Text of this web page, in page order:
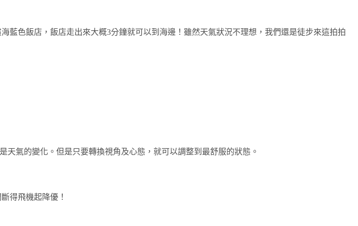
色飯店，飯店走出來大概3分鐘就可以到海邊！雖然天氣狀況不理想，我們還是徒步來這拍拍
氣的變化。但是只要轉換視角及心態，就可以調整到最舒服的狀態。
得飛機起降優！